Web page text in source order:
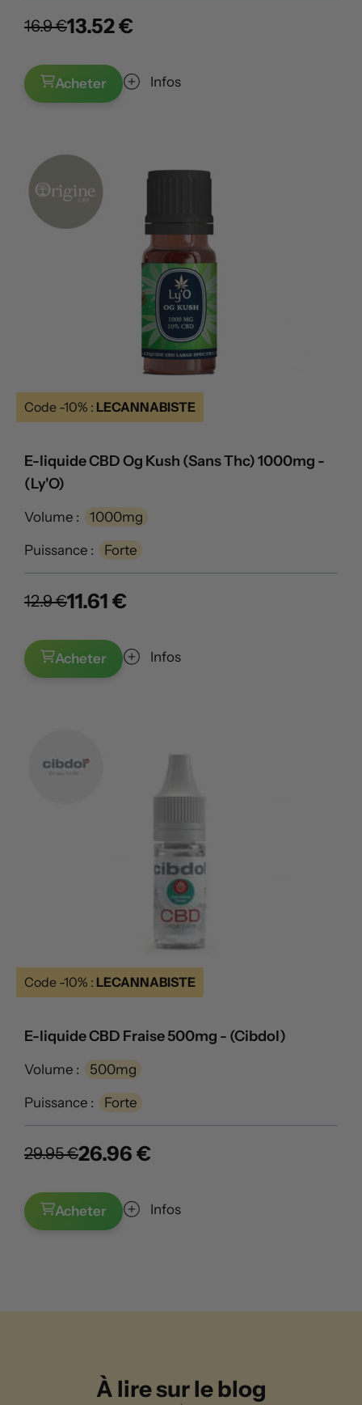
16.9 €13.52 €
Acheter Infos
Code -10% : LECANNABISTE
E-liquide CBD Og Kush (Sans Thc) 1000mg -
(Ly'O)
Volume : 1000mg
Puissance : Forte
12.9 €11.61 €
Acheter Infos
Code -10% : LECANNABISTE
E-liquide CBD Fraise 500mg - (Cibdol)
Volume : 500mg
Puissance : Forte
29.95 €26.96 €
Acheter Infos
À lire sur le blog